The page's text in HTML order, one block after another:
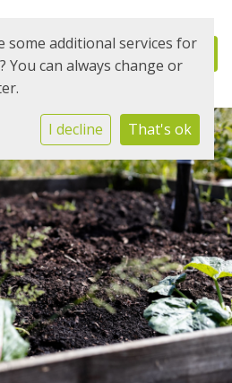
some additional services for
? You can always change or
I decline That's ok